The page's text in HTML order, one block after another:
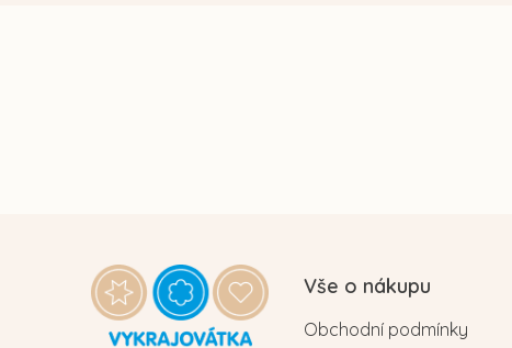
Vše o nákupu
Obchodní podmínky